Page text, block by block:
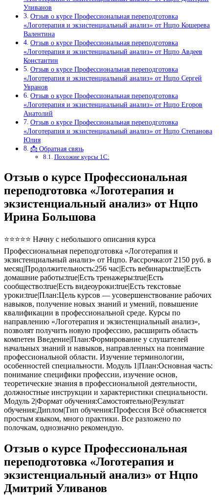
Уливанов
Отзыв о курсе Профессиональная переподготовка
«Логотерапия и экзистенциальный анализ» от Нцпо Кошерева
Валентина
Отзыв о курсе Профессиональная переподготовка
«Логотерапия и экзистенциальный анализ» от Нцпо Авдеев
Константин
Отзыв о курсе Профессиональная переподготовка
«Логотерапия и экзистенциальный анализ» от Нцпо Сергей
Увранов
Отзыв о курсе Профессиональная переподготовка
«Логотерапия и экзистенциальный анализ» от Нцпо Егоров
Анатолий
Отзыв о курсе Профессиональная переподготовка
«Логотерапия и экзистенциальный анализ» от Нцпо Степанова
Юлия
📩 Обратная связь
Похожие курсы 1С:
Отзыв о курсе Профессиональная
переподготовка «Логотерапия и
экзистенциальный анализ» от Нцпо
Ирина Большова
⭐⭐⭐⭐⭐ Начну с небольшого описания курса
Профессиональная переподготовка «Логотерапия и
экзистенциальный анализ» от Нцпо. Рассрочка:от 2150 руб. в
месяц|Продолжительность:256 час|Есть вебинары:true|Есть
домашние работы:true|Есть тренажеры:true|Есть
сообщество:true|Есть видеоуроки:true|Есть текстовые
уроки:true|План:Цель курсов — усовершенствование рабочих
навыков, получение новых знаний и умений, повышение
квалификации в профессиональной среде. Курсы по
направлению «Логотерапия и экзистенциальный анализ»,
позволят получить новую профессию, расширить область
компетен Введение|План:Формирование у слушателей
начальных знаний и навыков, направленных на понимание
профессиональной области. Изучение терминологии,
особенностей специальности. Модуль 1|План:Основная часть:
понимание специфики профессии, изучение основ,
теоретические знания в профессиональной деятельности,
должностные инструкции и характеристики специальности.
Модуль 2|Формат обучения:Самостоятельно|Результат
обучения:Диплом|Тип обучения:Профессия Всё объясняется
простым языком, много практики. Все разложено по
полочкам, однозначно рекомендую.
Отзыв о курсе Профессиональная
переподготовка «Логотерапия и
экзистенциальный анализ» от Нцпо
Дмитрий Уливанов